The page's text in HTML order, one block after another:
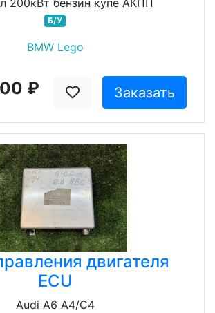
200кВт бензин купе АКПП
Б/У
BMW Lego
₽ Заказать
двигателя
ECU
Audi A6 A4/C4